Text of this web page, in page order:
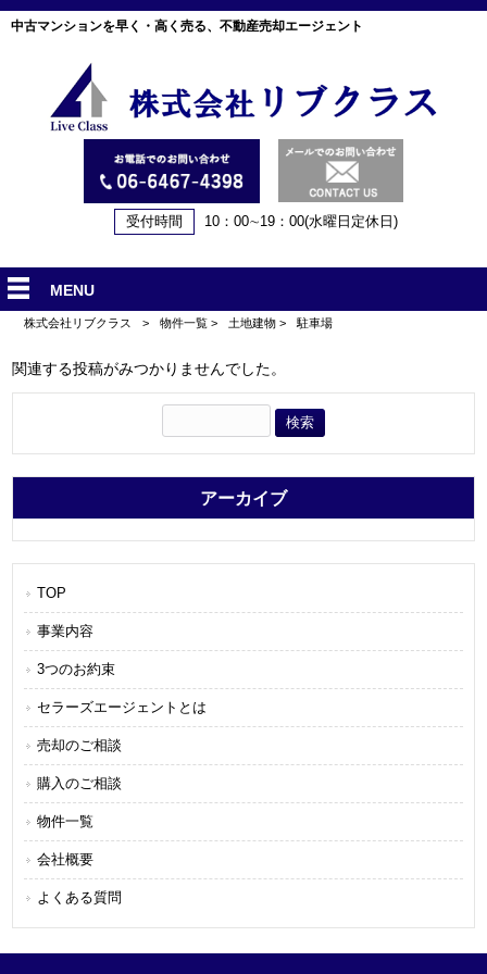
中古マンションを早く・高く売る、不動産売却エージェント
受付時間 10：00∼19：00(水曜日定休日)
MENU
株式会社リブクラス > 物件一覧 > 土地建物 > 駐車場
関連する投稿がみつかりませんでした。
アーカイブ
TOP
事業内容
3つのお約束
セラーズエージェントとは
売却のご相談
購入のご相談
物件一覧
会社概要
よくある質問